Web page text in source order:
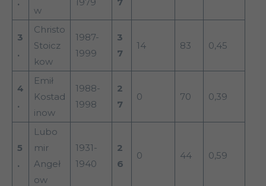
w
3
.
Christo
Stoicz
kow
1987-
1999
3
7
14 83 0,45
4
.
Emił
Kostad
inow
1988-
1998
2
7
0 70 0,39
5
.
Lubo
mir
Angeł
ow
1931-
1940
2
6
0 44 0,59